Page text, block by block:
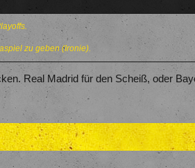
zu geben (Ironie).
Real Madrid für den Scheiß, oder